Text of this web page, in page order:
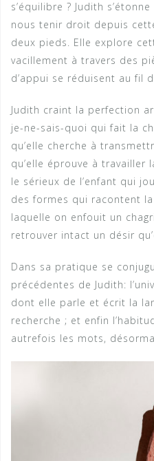
s’équilibre ? Judith
nous tenir droit depuis
deux pieds. Elle explore
vacillement à travers des
d’appui se réduisent au fil
Judith craint la perfection
je-ne-sais-quoi qui fait la
qu’elle cherche à
qu’elle éprouve à travailler
le sérieux de l’enfant qui
des formes qui racontent
laquelle on enfouit un
retrouver intact un désir
Dans sa pratique se
précédentes de Judith:
dont elle parle et écrit la
recherche ; et enfin
autrefois les mots,